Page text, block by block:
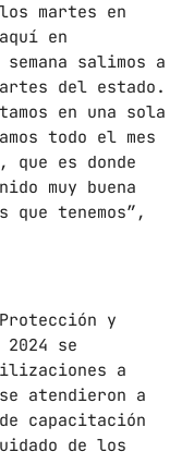
martes en
en
salimos a
del estado.
en una sola
todo el mes
es donde
muy buena
tenemos”,
y
se
a
atendieron a
capacitación
de los